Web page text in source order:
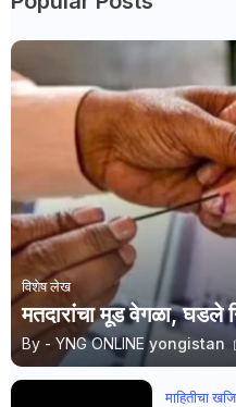
विशेष लेख
मतदारांचा मूड वेगळा, घडले
By - YNG ONLINE yongistan
माहितीचा